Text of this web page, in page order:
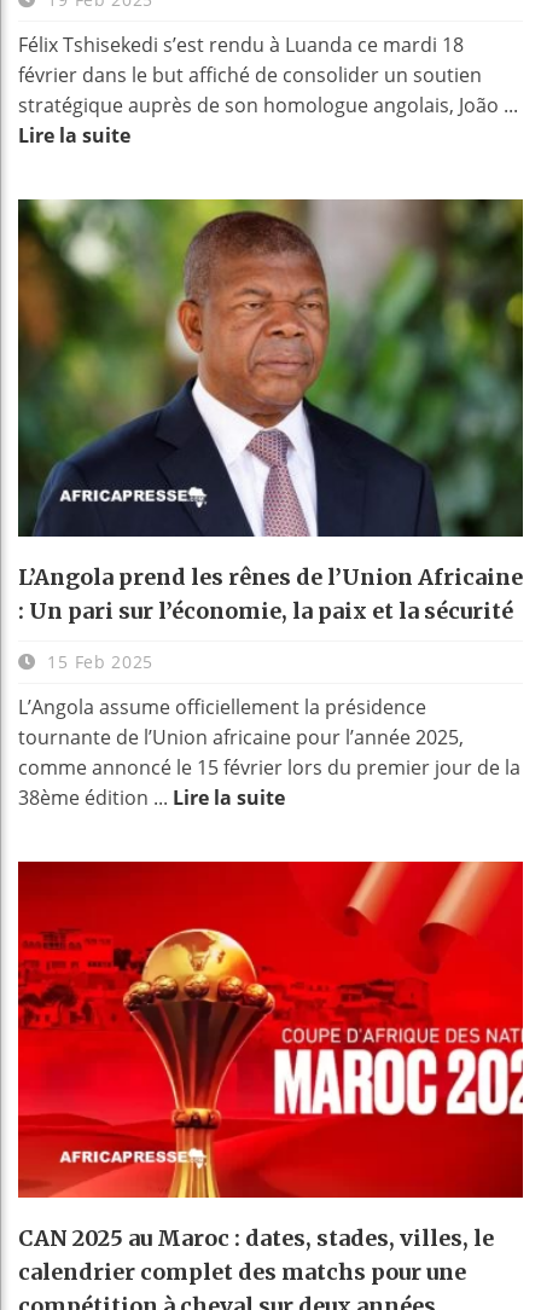
Félix Tshisekedi s’est rendu à Luanda ce mardi 18
février dans le but affiché de consolider un soutien
stratégique auprès de son homologue angolais, João ...
Lire la suite
L’Angola prend les rênes de l’Union Africaine
: Un pari sur l’économie, la paix et la sécurité
15 Feb 2025
L’Angola assume officiellement la présidence
tournante de l’Union africaine pour l’année 2025,
comme annoncé le 15 février lors du premier jour de la
38ème édition ... Lire la suite
CAN 2025 au Maroc : dates, stades, villes, le
calendrier complet des matchs pour une